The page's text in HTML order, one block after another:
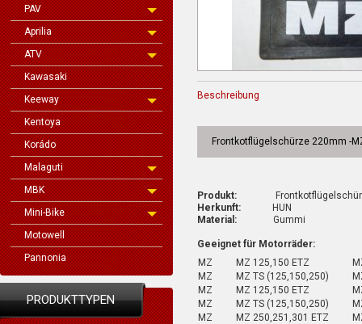
PAV
Aprilia
ATV
Kawasaki
Keeway
Kentoya
Korádo
Malaguti
MBK
Mini-Bike
Motowell
Pannonia
PRODUKTTYPEN
Beschreibung
Frontkotflügelschürze 220mm -
Produkt:
Herkunft: HUN
Material: Gummi
Geeignet für Motorräder:
MZ
MZ 125,150 ETZ
MZ
MZ TS (125,150,250)
MZ
MZ 125,150 ETZ
MZ
MZ TS (125,150,250)
MZ
MZ 250,251,301 ETZ